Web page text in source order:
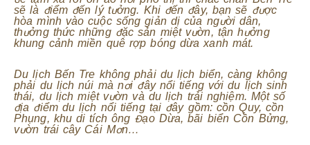
sẽ là điểm đến lý tưởng. Khi đến đây, bạn sẽ được
hòa mình vào cuộc sống giản dị của người dân,
thưởng thức những đặc sản miệt vườn, tận hưởng
khung cảnh miền quê rợp bóng dừa xanh mát.
Du lịch Bến Tre không phải du lịch biển, càng không
phải du lịch núi mà nơi đây nổi tiếng với du lịch sinh
thái, du lịch miệt vườn và du lịch trải nghiệm. Một số
địa điểm du lịch nổi tiếng tại đây gồm: cồn Quy, cồn
Phụng, khu di tích ông Đạo Dừa, bãi biển Cồn Bửng,
vườn trái cây Cái Mơn…